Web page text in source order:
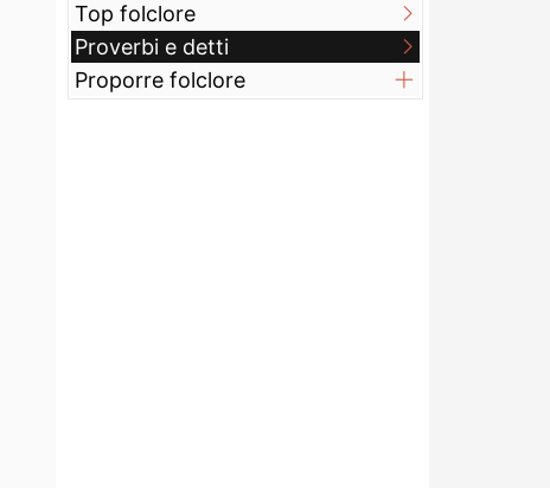
Top folclore
Proverbi e detti
Proporre folclore